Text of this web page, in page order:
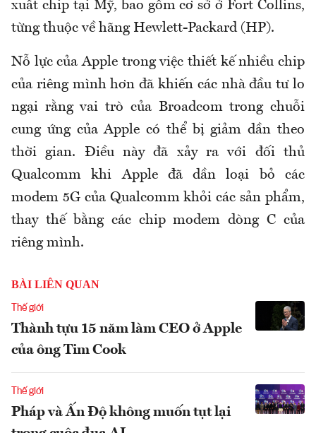
xuất chip tại Mỹ, bao gồm cơ sở ở Fort Collins,
từng thuộc về hãng Hewlett-Packard (HP).
Nỗ lực của Apple trong việc thiết kế nhiều chip
của riêng mình hơn đã khiến các nhà đầu tư lo
ngại rằng vai trò của Broadcom trong chuỗi
cung ứng của Apple có thể bị giảm dần theo
thời gian. Điều này đã xảy ra với đối thủ
Qualcomm khi Apple đã dần loại bỏ các
modem 5G của Qualcomm khỏi các sản phẩm,
thay thế bằng các chip modem dòng C của
riêng mình.
BÀI LIÊN QUAN
Thế giới
Thành tựu 15 năm làm CEO ở Apple
của ông Tim Cook
Thế giới
Pháp và Ấn Độ không muốn tụt lại